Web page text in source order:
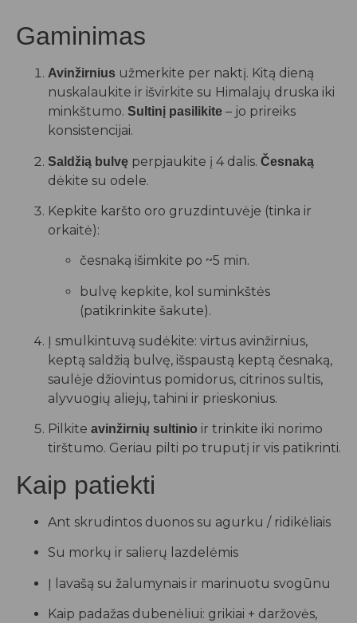
Gaminimas
Avinžirnius užmerkite per naktį. Kitą dieną
nuskalaukite ir išvirkite su Himalajų druska iki
minkštumo. Sultinį pasilikite – jo prireiks
konsistencijai.
Saldžią bulvę perpjaukite į 4 dalis. Česnaką
dėkite su odele.
Kepkite karšto oro gruzdintuvėje (tinka ir
orkaitė):
česnaką išimkite po ~5 min.
bulvę kepkite, kol suminkštės
(patikrinkite šakute).
Į smulkintuvą sudėkite: virtus avinžirnius,
keptą saldžią bulvę, išspaustą keptą česnaką,
saulėje džiovintus pomidorus, citrinos sultis,
alyvuogių aliejų, tahini ir prieskonius.
Pilkite avinžirnių sultinio ir trinkite iki norimo
tirštumo. Geriau pilti po truputį ir vis patikrinti.
Kaip patiekti
Ant skrudintos duonos su agurku / ridikėliais
Su morkų ir salierų lazdelėmis
Į lavašą su žalumynais ir marinuotu svogūnu
Kaip padažas dubenėliui: grikiai + daržovės,